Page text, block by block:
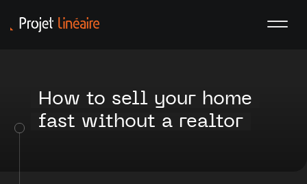
How to sell your home
fast without a realtor